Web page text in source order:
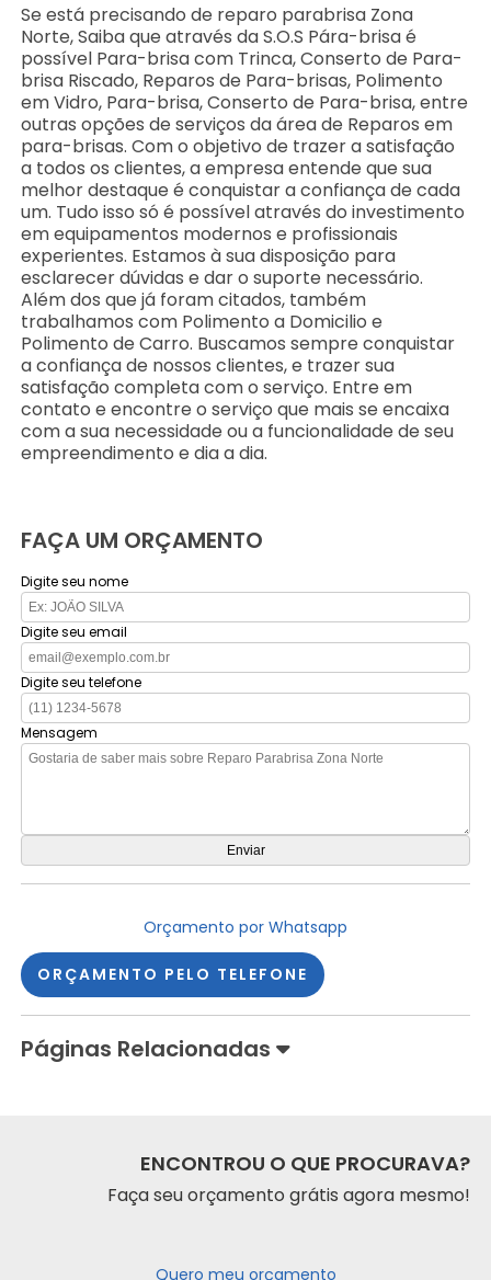
Se está precisando de reparo parabrisa Zona
Norte, Saiba que através da S.O.S Pára-brisa é
possível Para-brisa com Trinca, Conserto de Para-
brisa Riscado, Reparos de Para-brisas, Polimento
em Vidro, Para-brisa, Conserto de Para-brisa, entre
outras opções de serviços da área de Reparos em
para-brisas. Com o objetivo de trazer a satisfação
a todos os clientes, a empresa entende que sua
melhor destaque é conquistar a confiança de cada
um. Tudo isso só é possível através do investimento
em equipamentos modernos e profissionais
experientes. Estamos à sua disposição para
esclarecer dúvidas e dar o suporte necessário.
Além dos que já foram citados, também
trabalhamos com Polimento a Domicilio e
Polimento de Carro. Buscamos sempre conquistar
a confiança de nossos clientes, e trazer sua
satisfação completa com o serviço. Entre em
contato e encontre o serviço que mais se encaixa
com a sua necessidade ou a funcionalidade de seu
empreendimento e dia a dia.
FAÇA UM ORÇAMENTO
Digite seu nome
Digite seu email
Digite seu telefone
Mensagem
Orçamento por Whatsapp
ORÇAMENTO PELO TELEFONE
Páginas Relacionadas
ENCONTROU O QUE PROCURAVA?
Faça seu orçamento grátis agora mesmo!
Quero meu orçamento